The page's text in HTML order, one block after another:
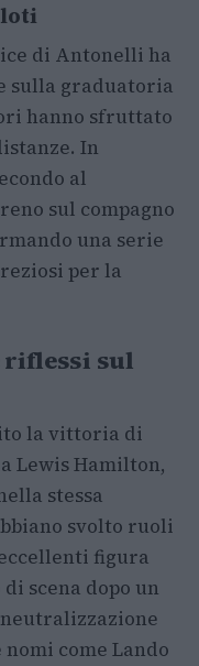
di Antonelli ha
sulla graduatoria
hanno sfruttato
In
al
sul compagno
una serie
per la
riflessi sul
la vittoria di
Lewis Hamilton,
stessa
svolto ruoli
figura
scena dopo un
come Lando